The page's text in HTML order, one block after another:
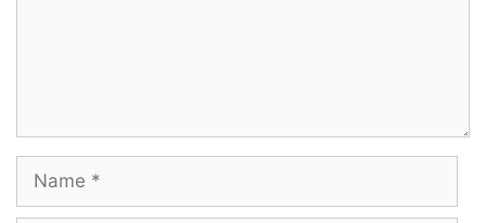
Oru Boommai Pol Paarkindraai
Kurumbou Vizhiyaale